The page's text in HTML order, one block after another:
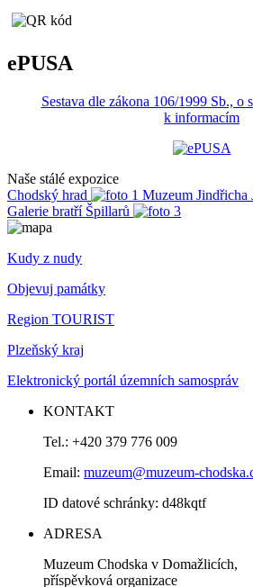
ePUSA
Sestava dle zákona 106/1999 Sb., o
k informacím
Naše stálé expozice
Chodský hrad
Muzeum Jindřicha
Galerie bratří Špillarů
Kudy z nudy
Objevuj památky
Region TOURIST
Plzeňský kraj
Elektronický portál územních samospráv
KONTAKT
Tel.: +420 379 776 009
Email: muzeum@muzeum-
ID datové schránky: d48kqtf
ADRESA
Muzeum Chodska v Domažlicích,
příspěvková organizace